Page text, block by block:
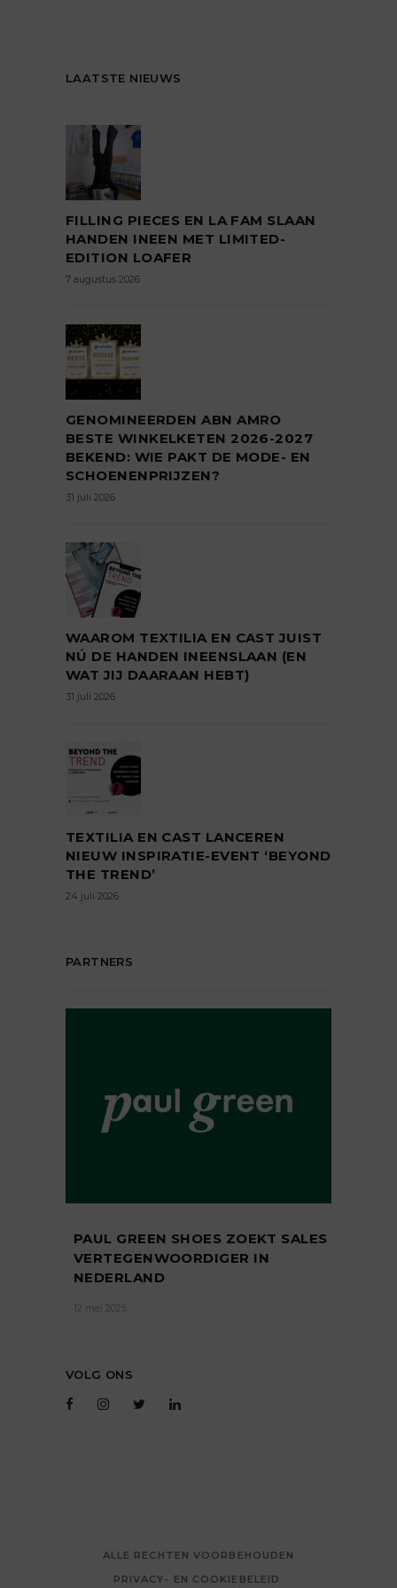
LAATSTE NIEUWS
FILLING PIECES EN LA FAM SLAAN
HANDEN INEEN MET LIMITED-
EDITION LOAFER
7 augustus 2026
GENOMINEERDEN ABN AMRO
BESTE WINKELKETEN 2026-2027
BEKEND: WIE PAKT DE MODE- EN
SCHOENENPRIJZEN?
31 juli 2026
WAAROM TEXTILIA EN CAST JUIST
NÚ DE HANDEN INEENSLAAN (EN
WAT JIJ DAARAAN HEBT)
31 juli 2026
TEXTILIA EN CAST LANCEREN
NIEUW INSPIRATIE-EVENT ‘BEYOND
THE TREND’
24 juli 2026
PARTNERS
PAUL GREEN SHOES ZOEKT SALES
VERTEGENWOORDIGER IN
NEDERLAND
12 mei 2025
VOLG ONS
ALLE RECHTEN VOORBEHOUDEN
PRIVACY- EN COOKIEBELEID